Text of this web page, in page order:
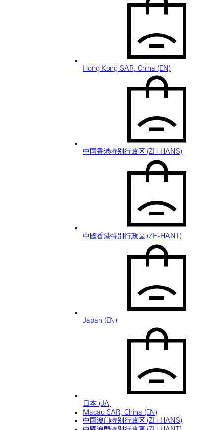
Hong Kong SAR, China (EN)
中国香港特别行政区 (ZH-HANS)
中國香港特別行政區 (ZH-HANT)
Japan (EN)
日本 (JA)
Macau SAR, China (EN)
中国澳门特别行政区 (ZH-HANS)